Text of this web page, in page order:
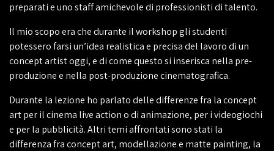
preparati e uno staff amichevole di professionisti di talento.
Il mio scopo era che durante il workshop gli studenti
potessero farsi un’idea realistica e precisa del lavoro di un
concept artist oggi, e di come questo si inserisca nella pre-
produzione e nella post-produzione cinematografica.
Durante la lezione ho parlato delle differenze fra la concept
art per il cinema live action o di animazione, per i videogiochi
e per la pubblicità. Altri temi affrontati sono stati la
differenza fra concept art, modellazione e matte painting, la